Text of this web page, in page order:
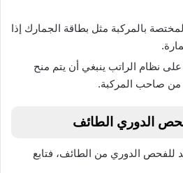
بالمركبة مثل بطاقة الجمارك إذا
على نظام الراتب ينبغي أن يتم منح
من صاحب المركبة.
الدوري الطائف
الدوري من الطائف، فتابع